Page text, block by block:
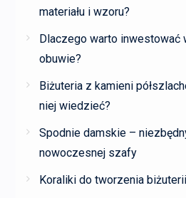
materiału i wzoru?
Dlaczego warto inwestować
obuwie?
Biżuteria z kamieni
niej wiedzieć?
Spodnie damskie –
nowoczesnej szafy
Koraliki do tworzenia